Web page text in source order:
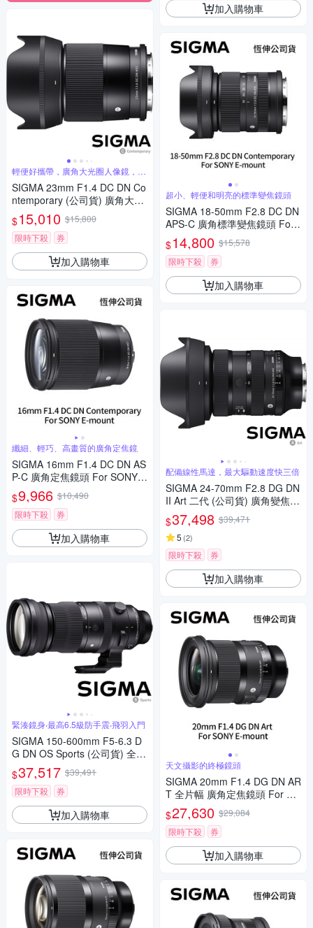
輕便好攜帶，廣角大光圈人像鏡，美
麗淺景深
SIGMA 23mm F1.4 DC DN Co
ntemporary (公司貨) 廣角大光
圈定焦鏡 人像鏡 APS-C 無反微
單眼專用鏡頭
$15,010 $15,800
限時下殺
券
加入購物車
纖細、輕巧、高畫質的廣角定焦鏡
SIGMA 16mm F1.4 DC DN AS
P-C 廣角定焦鏡頭 For SONY E
-mount (公司貨)
$9,966 $10,490
限時下殺
券
加入購物車
緊湊鏡身‧最高6.5級防手震‧飛羽入門
SIGMA 150-600mm F5-6.3 D
G DN OS Sports (公司貨) 全片
幅微單眼鏡頭 超望遠變焦鏡頭
飛羽攝影 拍鳥
$37,517 $39,491
限時下殺
券
加入購物車
加入購物車
超小、輕便和明亮的標準變焦鏡頭
SIGMA 18-50mm F2.8 DC DN
APS-C 廣角標準變焦鏡頭 For
SONY E-mount (公司貨)
$14,800 $15,578
限時下殺
券
加入購物車
配備線性馬達，最大驅動速度快三倍
SIGMA 24-70mm F2.8 DG DN
II Art 二代 (公司貨) 廣角變焦鏡
頭 全片幅無反微單眼鏡頭 旅遊
鏡 大三元
$37,498 $39,471
5 (2)
限時下殺 券
加入購物車
天文攝影的終極鏡頭
SIGMA 20mm F1.4 DG DN AR
T 全片幅 廣角定焦鏡頭 For SO
NY E-mount (公司貨)
$27,630 $29,084
限時下殺
券
加入購物車